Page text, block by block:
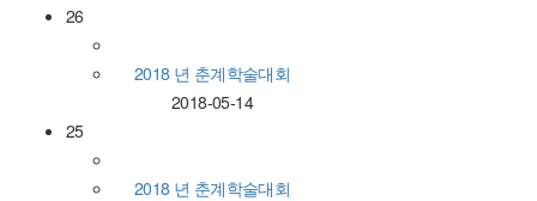
26
2018 년 춘계학술대회
2018-05-14
25
2018 년 춘계학술대회